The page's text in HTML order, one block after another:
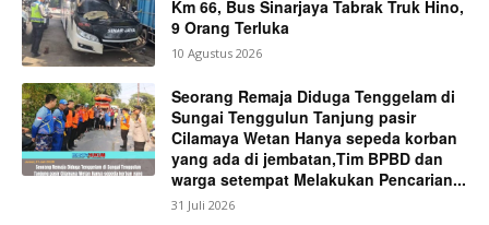
Km 66, Bus Sinarjaya Tabrak Truk Hino,
9 Orang Terluka
10 Agustus 2026
Seorang Remaja Diduga Tenggelam di
Sungai Tenggulun Tanjung pasir
Cilamaya Wetan Hanya sepeda korban
yang ada di jembatan,Tim BPBD dan
warga setempat Melakukan Pencarian...
31 Juli 2026